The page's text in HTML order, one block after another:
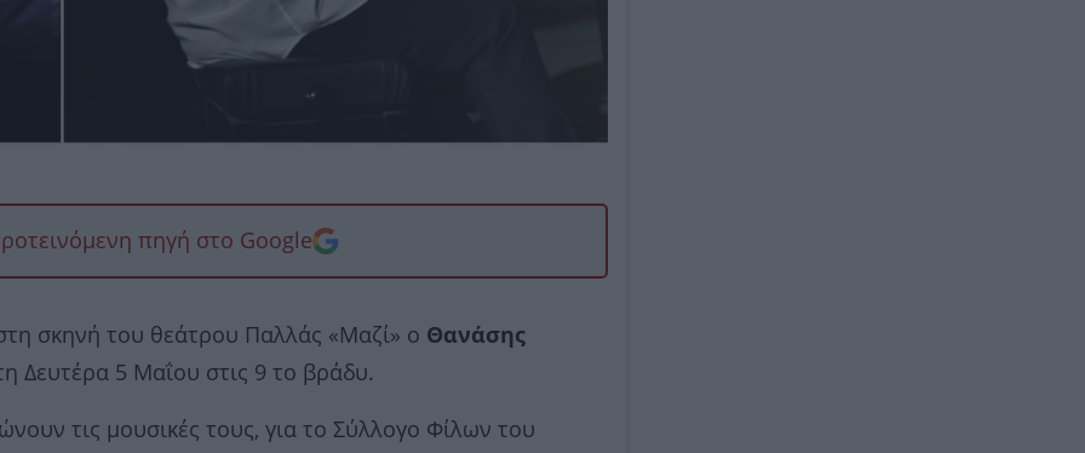
πηγή στο Google
σκηνή του θεάτρου Παλλάς «Μαζί» ο Θανάσης
Δευτέρα 5 Μαΐου στις 9 το βράδυ.
τις μουσικές τους, για το Σύλλογο Φίλων του